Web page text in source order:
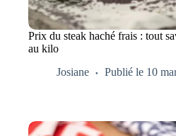
Prix du steak haché frais : tout
au kilo
Josiane
Publié le 10